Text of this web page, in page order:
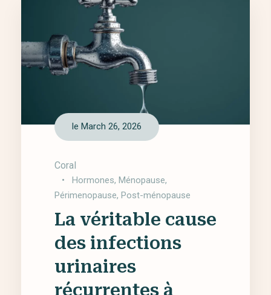
le March 26, 2026
Coral
• Hormones, Ménopause,
Périmenopause, Post-ménopause
La véritable cause
des infections
urinaires
récurrentes à